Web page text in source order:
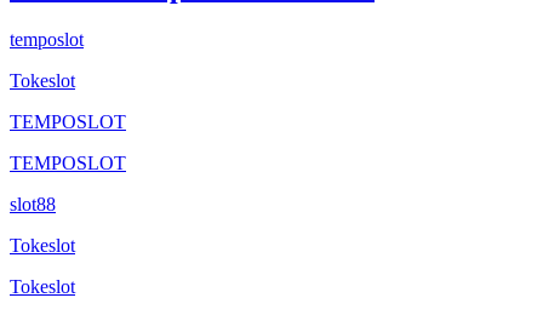
temposlot
Tokeslot
TEMPOSLOT
TEMPOSLOT
slot88
Tokeslot
Tokeslot